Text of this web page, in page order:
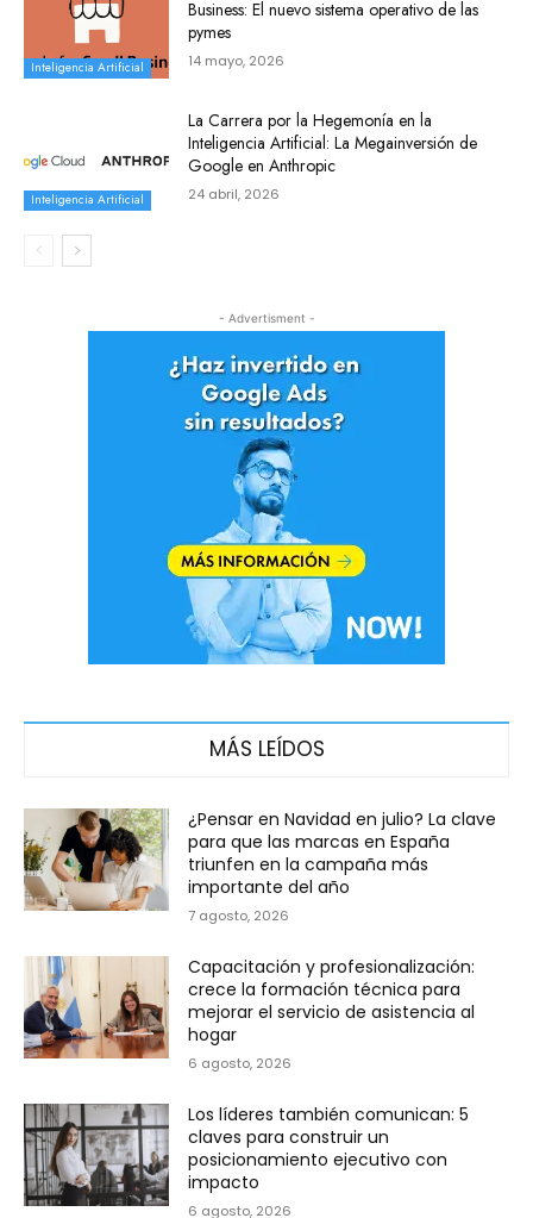
Inteligencia Artificial
Business: El nuevo sistema operativo de las
pymes
14 mayo, 2026
Inteligencia Artificial
La Carrera por la Hegemonía en la
Inteligencia Artificial: La Megainversión de
Google en Anthropic
24 abril, 2026
- Advertisment -
MÁS LEÍDOS
¿Pensar en Navidad en julio? La clave
para que las marcas en España
triunfen en la campaña más
importante del año
7 agosto, 2026
Capacitación y profesionalización:
crece la formación técnica para
mejorar el servicio de asistencia al
hogar
6 agosto, 2026
Los líderes también comunican: 5
claves para construir un
posicionamiento ejecutivo con
impacto
6 agosto, 2026